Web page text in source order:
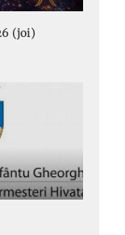
(joi)